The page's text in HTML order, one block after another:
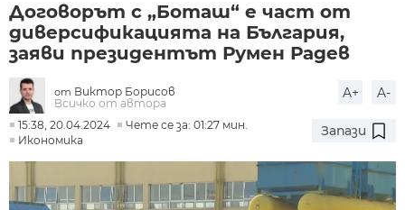
Договорът с „Боташ“ е част от
диверсификацията на България,
заяви президентът Румен Радев
от Виктор Борисов
Всичко от автора
A+ A-
15:38, 20.04.2024
Чете се за: 01:27 мин.
Икономика
Запази